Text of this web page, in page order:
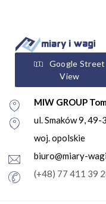
Google Street
View
MIW GROUP
ul. Smaków 9,
woj. opolskie
biuro@miary-
(+48) 77 411 39